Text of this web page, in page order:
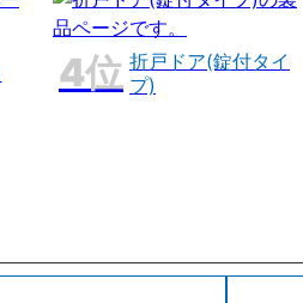
折戸ドア(錠付タイ
プ)